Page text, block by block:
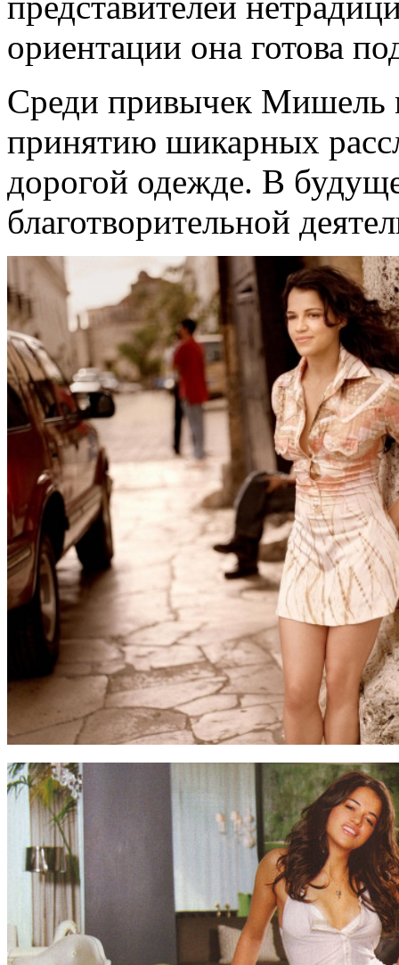
ориентации она готова
Среди привычек Мишель
принятию шикарных
дорогой одежде. В
благотворительной